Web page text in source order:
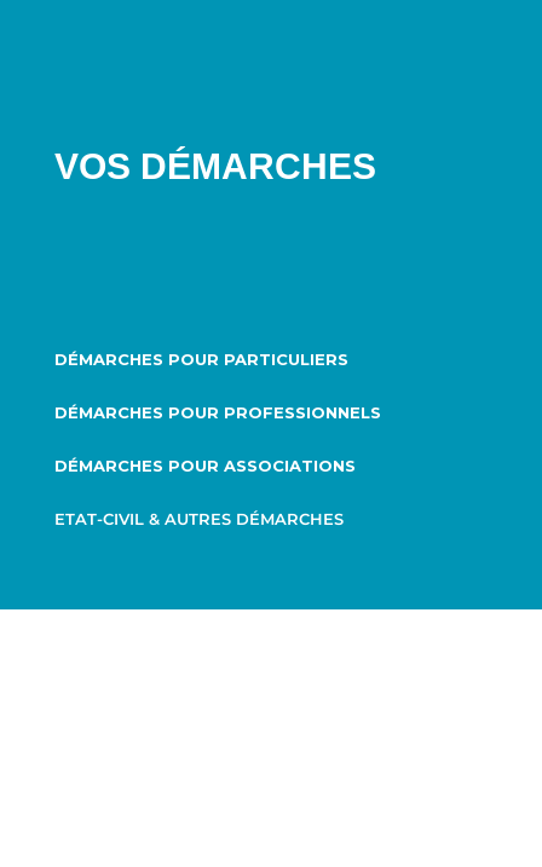
VOS DÉMARCHES
DÉMARCHES POUR PARTICULIERS
DÉMARCHES POUR PROFESSIONNELS
DÉMARCHES POUR ASSOCIATIONS
ETAT-CIVIL & AUTRES DÉMARCHES